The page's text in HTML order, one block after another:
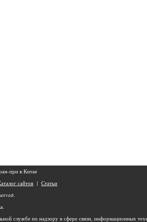
при в Китае
сайтов | Статьи
службе по надзору в сфере связи, информационных